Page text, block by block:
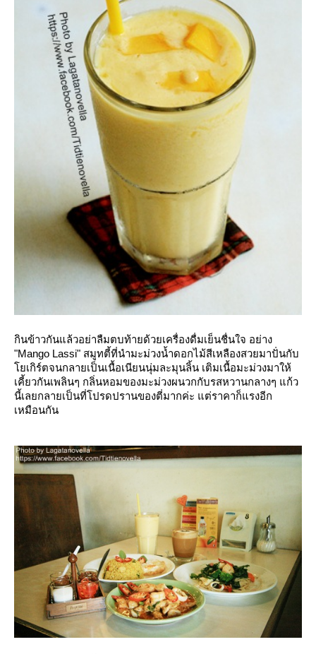
กินข้าวกันแล้วอย่าลืมตบท้ายด้วยเครื่องดื่มเย็นชื่นใจ อย่าง
"Mango Lassi" สมูทตี้ที่นำมะม่วงน้ำดอกไม้สีเหลืองสวยมาปั่นกับ
เกิร์ตจนกลายเป็นเนื้อเนียนนุ่มละมุนลิ้น เติมเนื้อมะม่วงมาให้
เคี้ยวกันเพลินๆ กลิ่นหอมของมะม่วงผนวกกับรสหวานกลางๆ แก้ว
นี้เลยกลายเป็นที่โปรดปรานของตี่มากค่ะ แต่ราคาก็แรงอีก
เหมือนกัน